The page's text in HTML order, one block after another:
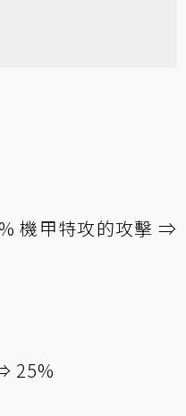
機甲特攻的攻擊 ⇒
25%